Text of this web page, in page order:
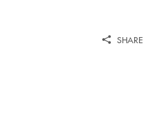
SHARE